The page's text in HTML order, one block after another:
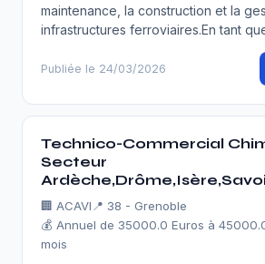
maintenance, la construction et la
infrastructures ferroviaires.En tant
Publiée le 24/03/2026
Technico-Commercial
Secteur
🏢 ACAVI 📍 38 - Grenoble
💰 Annuel de 35000.0 Euros à
mois